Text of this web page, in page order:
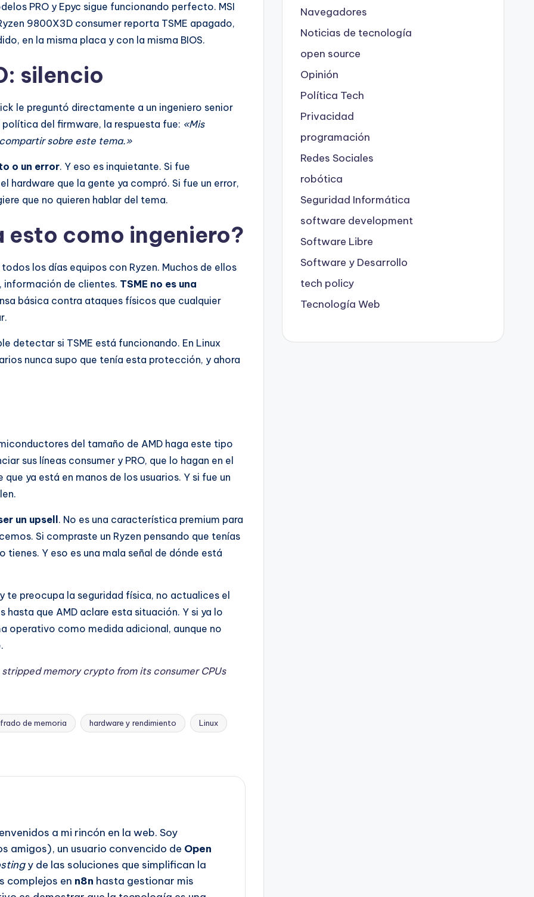
PRO y Epyc sigue funcionando perfecto. MSI
9800X3D consumer reporta TSME apagado,
en la misma placa y con la misma BIOS.
silencio
le preguntó directamente a un ingeniero senior
del firmware, la respuesta fue: «Mis
sobre este tema.»
o un error. Y eso es inquietante. Si fue
hardware que la gente ya compró. Si fue un error,
que no quieren hablar del tema.
esto como ingeniero?
los días equipos con Ryzen. Muchos de ellos
información de clientes. TSME no es una
básica contra ataques físicos que cualquier
detectar si TSME está funcionando. En Linux
nunca supo que tenía esta protección, y ahora
del tamaño de AMD haga este tipo
sus líneas consumer y PRO, que lo hagan en el
ya está en manos de los usuarios. Y si fue un
un upsell . No es una característica premium para
Si compraste un Ryzen pensando que tenías
Y eso es una mala señal de dónde está
te preocupa la seguridad física, no actualices el
hasta que AMD aclare esta situación. Y si ya lo
operativo como medida adicional, aunque no
memory crypto from its consumer CPUs
de memoria hardware y rendimiento Linux
a mi rincón en la web. Soy
amigos), un usuario convencido de Open
y de las soluciones que simplifican la
complejos en n8n hasta gestionar mis
Navegadores
Noticias de tecnología
open source
Opinión
Política Tech
Privacidad
programación
Redes Sociales
robótica
Seguridad Informática
software development
Software Libre
Software y Desarrollo
tech policy
Tecnología Web